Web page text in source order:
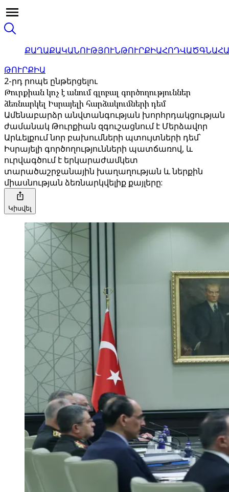
ՔԱՂԱՔԱԿԱՆՈՒԹՅՈՒՆԹՈՒՐՔԻԱՀՈԴՎԱԾ
ԹՈՒՐՔԻԱ
2-րդ րոպե ընթերցելու
Թուրքիան կոչ է անում գլոբալ գործողություններ
ձեռնարկել Իսրայելի հարձակումների դեմ
Ամենաբարձր անվտանգության խորհրդակցության
ժամանակ Թուրքիան զգուշացնում է Մերձավոր
Արևելքում նոր բախումների պտույտների դեմ՝
Իսրայելի գործողությունների պատճառով, և
ուրվագծում է երկարաժամկետ
տարածաշրջանային խաղաղության և ներքին
միասնության ձեռնարկվելիք քայլերը:
Կիսվել